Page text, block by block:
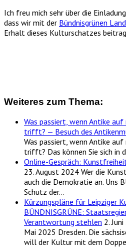
Ich freu mich sehr über die
dass wir mit der Bündnisgrünen
Erhalt dieses Kulturschatzes
Weiteres zum Thema:
Was passiert, wenn Antike
trifft? — Besuch des
Was passiert, wenn Antike
trifft? Das können Sie sich in
Online-Gespräch:
23. August 2024 Wer die
auch die Demokratie an. Uns
Schutz der…
Kürzungspläne für Leipziger
BÜNDNISGRÜNE:
Verantwortung stehlen 2.
Mai 2025 Dresden. Die
will der Kultur mit dem